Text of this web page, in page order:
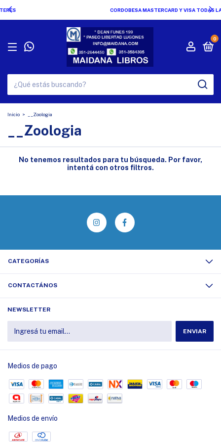
CORDOBESA MASTERCARD Y VISA TODAS LAS OPCIONES !!!
0
Inicio > __Zoologia
__Zoologia
No tenemos resultados para tu búsqueda. Por favor,
intentá con otros filtros.
CATEGORÍAS
CONTACTÁNOS
NEWSLETTER
Medios de pago
Medios de envío